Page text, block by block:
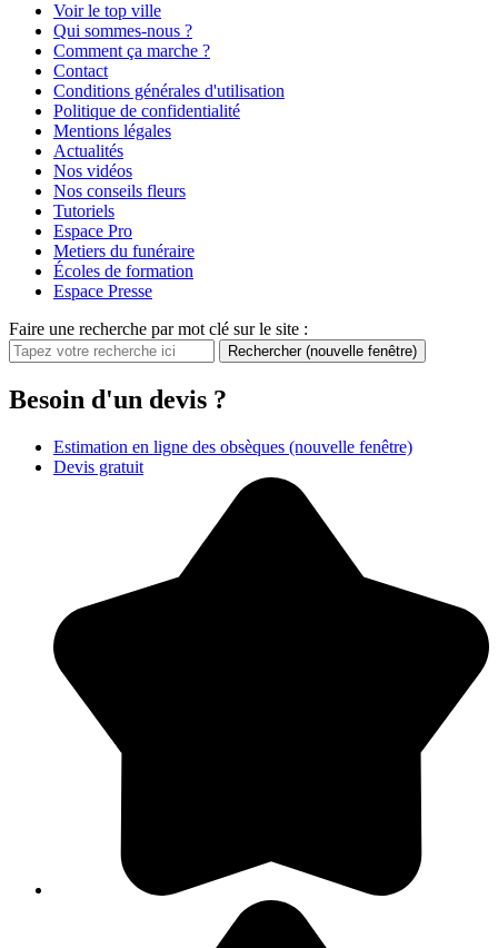
Voir le top ville
Qui sommes-nous ?
Comment ça marche ?
Contact
Conditions générales d'utilisation
Politique de confidentialité
Mentions légales
Actualités
Nos vidéos
Nos conseils fleurs
Tutoriels
Espace Pro
Metiers du funéraire
Écoles de formation
Espace Presse
Faire une recherche par mot clé sur le site :
Rechercher (nouvelle fenêtre)
Besoin d'un devis ?
Estimation en ligne des obsèques (nouvelle fenêtre)
Devis gratuit